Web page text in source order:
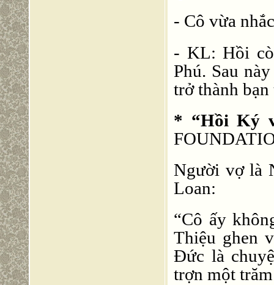
- Cô vừa
- KL: Hồi
Phú. Sau
trở thành bạn
* “Hồi Ký
Người vợ là
Loan:
“Cô ấy
Thiệu ghen
Đức là
trợn một